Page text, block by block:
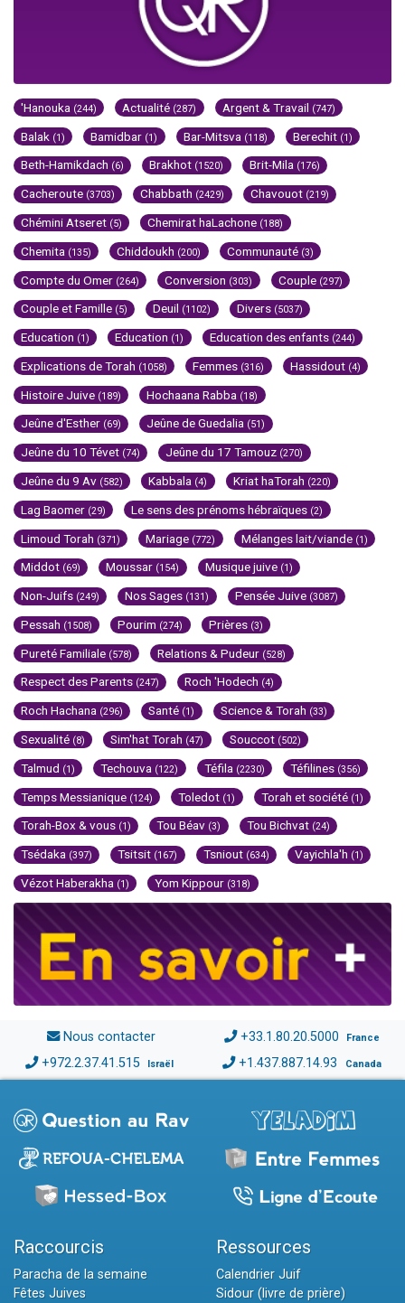
'Hanouka (244) Actualité (287) Argent & Travail (747)
Balak (1) Bamidbar (1) Bar-Mitsva (118) Berechit (1)
Beth-Hamikdach (6) Brakhot (1520) Brit-Mila (176)
Cacheroute (3703) Chabbath (2429) Chavouot (219)
Chémini Atseret (5) Chemirat haLachone (188)
Chemita (135) Chiddoukh (200) Communauté (3)
Compte du Omer (264) Conversion (303) Couple (297)
Couple et Famille (5) Deuil (1102) Divers (5037)
Education (1) Education (1) Education des enfants (244)
Explications de Torah (1058) Femmes (316) Hassidout (4)
Histoire Juive (189) Hochaana Rabba (18)
Jeûne d'Esther (69) Jeûne de Guedalia (51)
Jeûne du 10 Tévet (74) Jeûne du 17 Tamouz (270)
Jeûne du 9 Av (582) Kabbala (4) Kriat haTorah (220)
Lag Baomer (29) Le sens des prénoms hébraïques (2)
Limoud Torah (371) Mariage (772) Mélanges lait/viande (1)
Middot (69) Moussar (154) Musique juive (1)
Non-Juifs (249) Nos Sages (131) Pensée Juive (3087)
Pessah (1508) Pourim (274) Prières (3)
Pureté Familiale (578) Relations & Pudeur (528)
Respect des Parents (247) Roch 'Hodech (4)
Roch Hachana (296) Santé (1) Science & Torah (33)
Sexualité (8) Sim'hat Torah (47) Souccot (502)
Talmud (1) Techouva (122) Téfila (2230) Téfilines (356)
Temps Messianique (124) Toledot (1) Torah et société (1)
Torah-Box & vous (1) Tou Béav (3) Tou Bichvat (24)
Tsédaka (397) Tsitsit (167) Tsniout (634) Vayichla'h (1)
Vézot Haberakha (1) Yom Kippour (318)
Nous contacter +33.1.80.20.5000 France
+972.2.37.41.515 Israël +1.437.887.14.93 Canada
Raccourcis
Paracha de la semaine
Fêtes Juives
Ressources
Calendrier Juif
Sidour (livre de prière)